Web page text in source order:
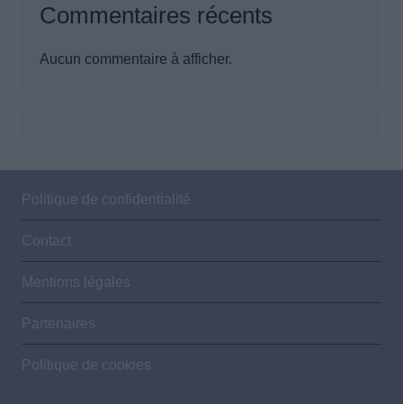
Commentaires récents
Aucun commentaire à afficher.
Politique de confidentialité
Contact
Mentions légales
Partenaires
Politique de cookies